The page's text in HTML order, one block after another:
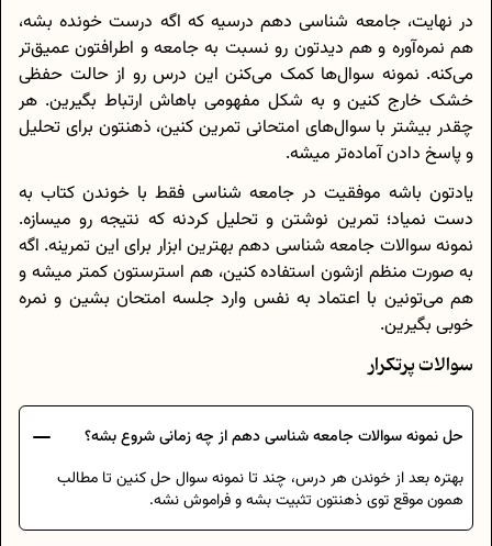
در نهایت، جامعه شناسی دهم درسیه که اگه درست خونده بشه،
هم نمره‌آوره و هم دیدتون رو نسبت به جامعه و اطرافتون عمیق‌تر
می‌کنه. نمونه سوال‌ها کمک می‌کنن این درس رو از حالت حفظی
خشک خارج کنین و به شکل مفهومی باهاش ارتباط بگیرین. هر
چقدر بیشتر با سوال‌های امتحانی تمرین کنین، ذهنتون برای تحلیل
و پاسخ دادن آماده‌تر میشه.
یادتون باشه موفقیت در جامعه شناسی فقط با خوندن کتاب به
دست نمیاد؛ تمرین نوشتن و تحلیل کردنه که نتیجه رو میسازه.
نمونه سوالات جامعه شناسی دهم بهترین ابزار برای این تمرینه. اگه
به صورت منظم ازشون استفاده کنین، هم استرستون کمتر میشه و
هم می‌تونین با اعتماد به نفس وارد جلسه امتحان بشین و نمره
خوبی بگیرین.
سوالات پرتکرار
حل نمونه سوالات جامعه شناسی دهم از چه زمانی شروع بشه؟
بهتره بعد از خوندن هر درس، چند تا نمونه سوال حل کنین تا مطالب
همون موقع توی ذهنتون تثبیت بشه و فراموش نشه.